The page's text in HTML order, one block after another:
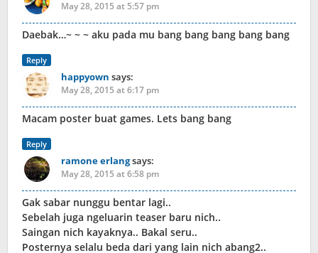
May 28, 2015 at 5:57 pm
Daebak…~ ~ ~ aku pada mu bang bang bang bang bang
Reply
happyown says:
May 28, 2015 at 6:17 pm
Macam poster buat games. Lets bang bang
Reply
ramone erlangsays:
May 28, 2015 at 6:58 pm
Gak sabar nunggu bentar lagi..
Sebelah juga ngeluarin teaser baru nich..
Saingan nich kayaknya.. Bakal seru..
Posternya selalu beda dari yang lain nich abang2..